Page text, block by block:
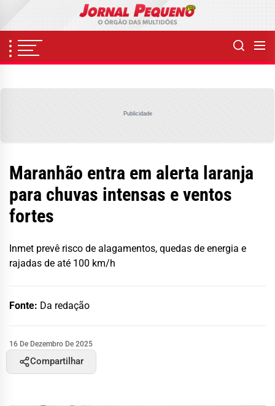
content
Publicidade
Maranhão entra em alerta laranja
para chuvas intensas e ventos
fortes
Inmet prevê risco de alagamentos, quedas de energia e
rajadas de até 100 km/h
Fonte: Da redação
16 De Dezembro De 2025
Compartilhar